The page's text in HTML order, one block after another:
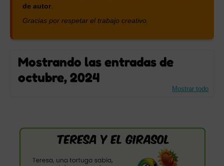
de autor
Gracias por respetar el trabajo creativo.
Mostrando las entradas de
octubre, 2024
Mostrar todo